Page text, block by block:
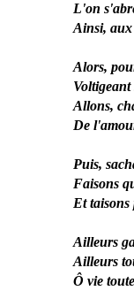
L'on
Ainsi, aux
Alors,
Voltigeant
Allons,
De
Puis,
Faisons
Et
Ailleurs
Ailleurs
Ô vie